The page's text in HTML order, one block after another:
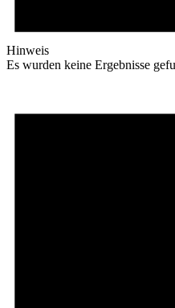
Hinweis
Es wurden keine Ergebnisse